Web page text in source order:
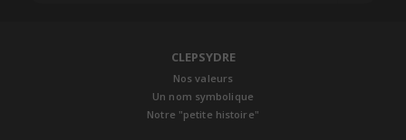
CLEPSYDRE
Nos valeurs
Un nom symbolique
Notre "petite histoire"